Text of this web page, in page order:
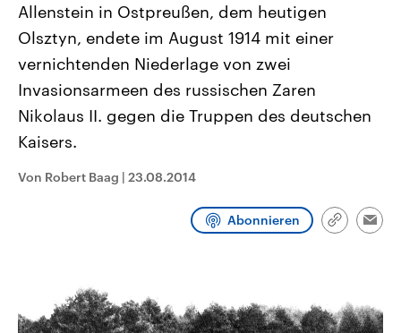
Landtagswahl Sachsen-Anhalt
2026
Alle Informationen
Sachsen-Anhalt wählt am 6.
September 2026 einen neuen
Landtag. Seit 2021 wird das
Bundesland von einer Koalition aus
CDU, SPD und FDP regiert.-
Umfragen, Prognosen,
und Hintergründe zu den Parteien
und Kandidaten der anstehenden
USA
Aktuelle Beiträge,
Hintergründe
Wirtschaftlich und
gehören die Vereinigten
den mächtigsten Ländern
mit großem Einfluss auf
Sendungen Programm
Allenstein in Ostpreußen, dem heutigen
Olsztyn, endete im August 1914 mit einer
vernichtenden Niederlage von zwei
Invasionsarmeen des russischen Zaren
Nikolaus II. gegen die Truppen des deutschen
Kaisers.
Von Robert Baag | 23.08.2014
Abonnieren
Link